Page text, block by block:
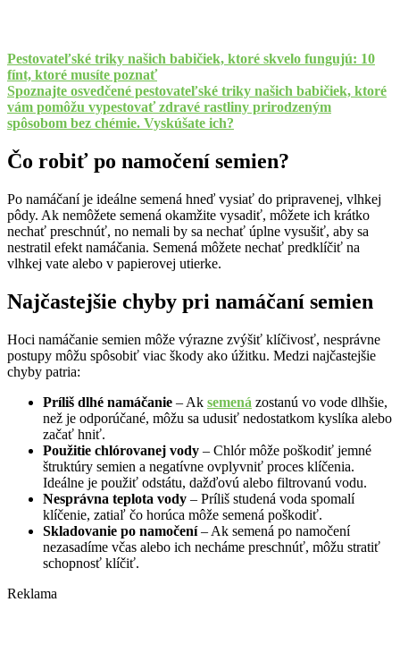
Pestovateľské triky našich babičiek, ktoré skvelo fungujú: 10
fínt, ktoré musíte poznať
Spoznajte osvedčené pestovateľské triky našich babičiek, ktoré
vám pomôžu vypestovať zdravé rastliny prirodzeným
spôsobom bez chémie. Vyskúšate ich?
Čo robiť po namočení semien?
Po namáčaní je ideálne semená hneď vysiať do pripravenej, vlhkej
pôdy. Ak nemôžete semená okamžite vysadiť, môžete ich krátko
nechať preschnúť, no nemali by sa nechať úplne vysušiť, aby sa
nestratil efekt namáčania. Semená môžete nechať predklíčiť na
vlhkej vate alebo v papierovej utierke.
Najčastejšie chyby pri namáčaní semien
Hoci namáčanie semien môže výrazne zvýšiť klíčivosť, nesprávne
postupy môžu spôsobiť viac škody ako úžitku. Medzi najčastejšie
chyby patria:
Príliš dlhé namáčanie – Ak semená zostanú vo vode dlhšie,
než je odporúčané, môžu sa udusiť nedostatkom kyslíka alebo
začať hniť.
Použitie chlórovanej vody – Chlór môže poškodiť jemné
štruktúry semien a negatívne ovplyvniť proces klíčenia.
Ideálne je použiť odstátu, dažďovú alebo filtrovanú vodu.
Nesprávna teplota vody – Príliš studená voda spomalí
klíčenie, zatiaľ čo horúca môže semená poškodiť.
Skladovanie po namočení– Ak semená po namočení
nezasadíme včas alebo ich necháme preschnúť, môžu stratiť
schopnosť klíčiť.
Reklama